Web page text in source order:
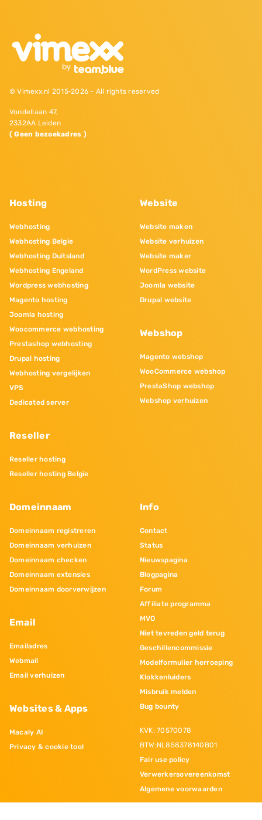
© Vimexx.nl 2015‐2026 - All rights reserved
Vondellaan 47,
2332AA Leiden
( Geen bezoekadres )
Hosting
Webhosting
Webhosting Belgie
Webhosting Duitsland
Webhosting Engeland
Wordpress webhosting
Magento hosting
Joomla hosting
Woocommerce webhosting
Prestashop webhosting
Drupal hosting
Webhosting vergelijken
VPS
Dedicated server
Reseller
Reseller hosting
Reseller hosting Belgie
Website
Website maken
Website verhuizen
Website maker
WordPress website
Joomla website
Drupal website
Webshop
Magento webshop
WooCommerce webshop
PrestaShop webshop
Webshop verhuizen
Domeinnaam
Domeinnaam registreren
Domeinnaam verhuizen
Domeinnaam checken
Domeinnaam extensies
Domeinnaam doorverwijzen
Email
Emailadres
Webmail
Email verhuizen
Websites & Apps
Macaly AI
Privacy & cookie tool
Info
Contact
Status
Nieuwspagina
Blogpagina
Forum
Affiliate programma
MVO
Niet tevreden geld terug
Geschillencommissie
Modelformulier herroeping
Klokkenluiders
Misbruik melden
Bug bounty
KVK: 70570078
BTW:NL858378140B01
Fair use policy
Verwerkersovereenkomst
Algemene voorwaarden